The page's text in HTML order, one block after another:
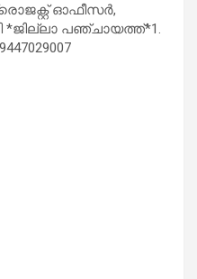
ഓഫീസര്‍,
*ജില്ലാ പഞ്ചായത്ത്*1.